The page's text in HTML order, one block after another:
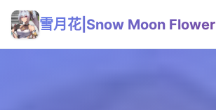
雪月花|Snow Moon Flower